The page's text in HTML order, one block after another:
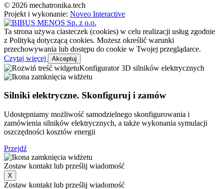
© 2026 mechatronika.tech
Projekt i wykonanie: Noveo Interactive
Ta strona używa ciasteczek (cookies) w celu realizacji usług zgodnie
z Polityką dotyczącą cookies. Możesz określić warunki
przechowywania lub dostępu do cookie w Twojej przeglądarce.
Czytaj więcej
Akceptuj
Konfigurator 3D silników elektrycznych
Silniki elektryczne. Skonfiguruj i zamów
Udostępniamy możliwość samodzielnego skonfigurowania i
zamówienia silników elektrycznych, a także wykonania symulacji
oszczędności kosztów energii
Przejdź
Zostaw kontakt lub prześlij wiadomość
X
Zostaw kontakt lub prześlij wiadomość